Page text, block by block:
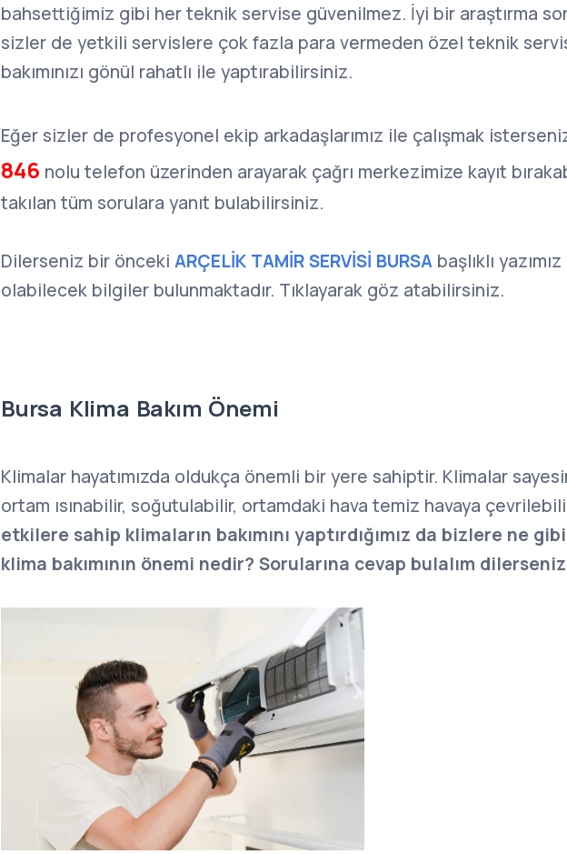
bahsettiğimiz gibi her teknik servise güvenilmez. İyi bir araştırma
sizler de yetkili servislere çok fazla para vermeden özel teknik
bakımınızı gönül rahatlı ile yaptırabilirsiniz.
Eğer sizler de profesyonel ekip arkadaşlarımız ile çalışmak
846 nolu telefon üzerinden arayarak çağrı merkezimize kayıt
takılan tüm sorulara yanıt bulabilirsiniz.
Dilerseniz bir önceki ARÇELİK TAMİR SERVİSİ BURSA başlıklı
olabilecek bilgiler bulunmaktadır. Tıklayarak göz atabilirsiniz.
Bursa Klima Bakım Önemi
Klimalar hayatımızda oldukça önemli bir yere sahiptir. Klimalar
ortam ısınabilir, soğutulabilir, ortamdaki hava temiz havaya
etkilere sahip klimaların bakımını yaptırdığımız da bizlere ne
klima bakımının önemi nedir? Sorularına cevap bulalım